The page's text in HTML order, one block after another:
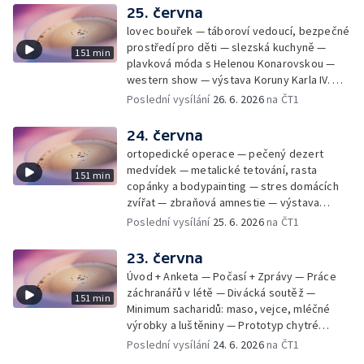
151 min
25. června
lovec bouřek — táboroví vedoucí, bezpečné
prostředí pro děti — slezská kuchyně —
plavková móda s Helenou Konarovskou —
western show — výstava Koruny Karla IV. —
mladý lezecký fenomén Josef Šindel
Poslední vysílání 26. 6. 2026na ČT1
151 min
24. června
ortopedické operace — pečený dezert
medvídek — metalické tetování, rasta
copánky a bodypainting — stres domácích
zvířat — zbraňová amnestie — výstava
mikrofotografií rostlin — fenomenální
Poslední vysílání 25. 6. 2026na ČT1
151 min
23. června
Úvod + Anketa — Počasí + Zprávy — Práce
záchranářů v létě — Divácká soutěž —
Minimum sacharidů: maso, vejce, mléčné
výrobky a luštěniny — Prototyp chytré
vložky do bot pro běžce — Anketa +
Poslední vysílání 24. 6. 2026na ČT1